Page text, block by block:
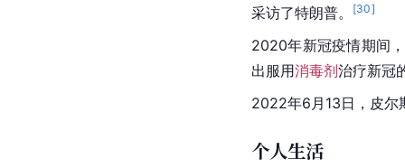
采访了特朗普。 [30]
2020年新冠疫情期间
出服用消毒剂治疗新冠
2022年6月13日，皮尔
个人生活